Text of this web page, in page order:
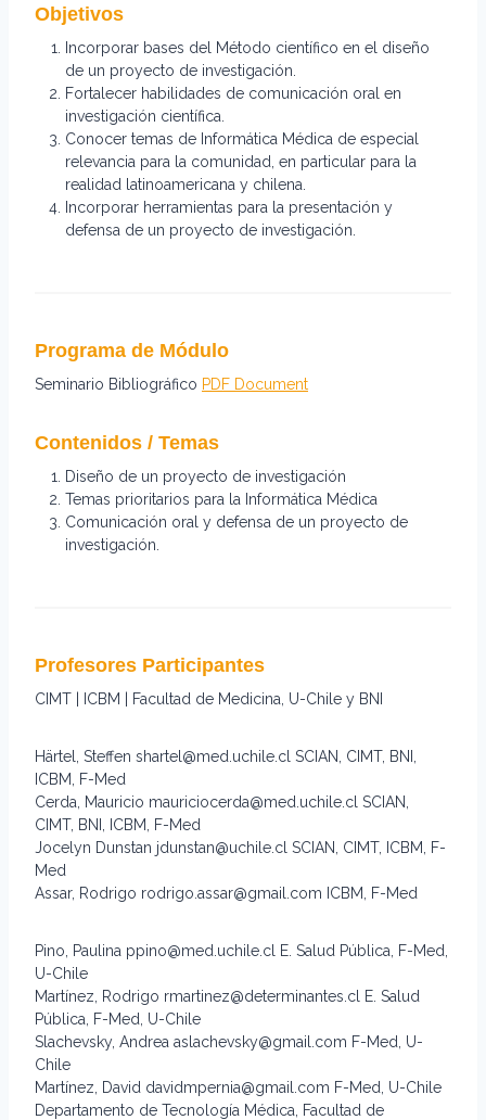
Objetivos
Incorporar bases del Método científico en el diseño
de un proyecto de investigación.
Fortalecer habilidades de comunicación oral en
investigación científica.
Conocer temas de Informática Médica de especial
relevancia para la comunidad, en particular para la
realidad latinoamericana y chilena.
Incorporar herramientas para la presentación y
defensa de un proyecto de investigación.
Programa de Módulo
Seminario Bibliográfico PDF Document
Contenidos / Temas
Diseño de un proyecto de investigación
Temas prioritarios para la Informática Médica
Comunicación oral y defensa de un proyecto de
investigación.
Profesores Participantes
CIMT | ICBM | Facultad de Medicina, U-Chile y BNI
Härtel, Steffen shartel@med.uchile.cl SCIAN, CIMT, BNI,
ICBM, F-Med
Cerda, Mauricio mauriciocerda@med.uchile.cl SCIAN,
CIMT, BNI, ICBM, F-Med
Jocelyn Dunstan jdunstan@uchile.cl SCIAN, CIMT, ICBM, F-
Med
Assar, Rodrigo rodrigo.assar@gmail.com ICBM, F-Med
Pino, Paulina ppino@med.uchile.cl E. Salud Pública, F-Med,
U-Chile
Martínez, Rodrigo rmartinez@determinantes.cl E. Salud
Pública, F-Med, U-Chile
Slachevsky, Andrea aslachevsky@gmail.com F-Med, U-
Chile
Martínez, David davidmpernia@gmail.com F-Med, U-Chile
Departamento de Tecnología Médica, Facultad de